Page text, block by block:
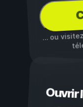
… ou
Ouvrir